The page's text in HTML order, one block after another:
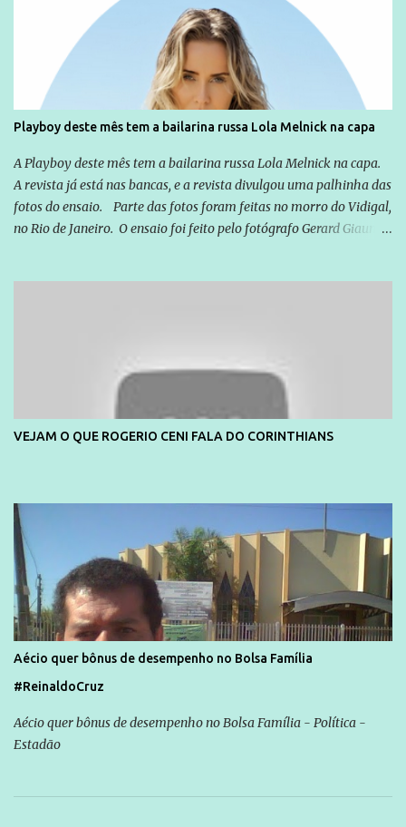
cotidiana, corriqueira e cada vez mais preocupantes, do tipo que
você já esta acostumado a ver neste espaço, vou trabalhar a ideia
que possibilite distribuir não só informações, mas que gere de
forma consistente a riqueza do conhecimento... Exemplo: o
cidadão brasileiro não precisa só ser informado sobre operações
da Lava Jato, Reformas que podem retirar ou não direitos, ou
quem vai ser preso ou não; é preciso levar até as pessoas, do mais
simples ao mais burguês, o que diz a nossa Constituição, quais são
seus direitos e deveres em ...
Playboy deste mês tem a bailarina russa Lola Melnick na capa
A Playboy deste mês tem a bailarina russa Lola Melnick na capa.
A revista já está nas bancas, e a revista divulgou uma palhinha das
fotos do ensaio. Parte das fotos foram feitas no morro do Vidigal,
no Rio de Janeiro. O ensaio foi feito pelo fotógrafo Gerard Giaume
VEJAM O QUE ROGERIO CENI FALA DO CORINTHIANS
Aécio quer bônus de desempenho no Bolsa Família
#ReinaldoCruz
Aécio quer bônus de desempenho no Bolsa Família - Política -
Estadão